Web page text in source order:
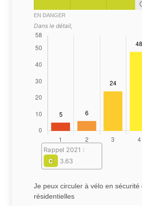
EN DANGER
Dans le détail,
Rappel 2021 :
C
3.63
Je peux circuler à vélo en sécurité
résidentielles